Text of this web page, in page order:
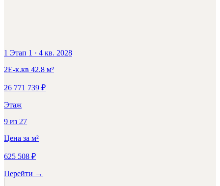
1 Этап 1 · 4 кв. 2028
2Е-к.кв 42.8 м²
26 771 739 ₽
Этаж
9 из 27
Цена за м²
625 508 ₽
Перейти →